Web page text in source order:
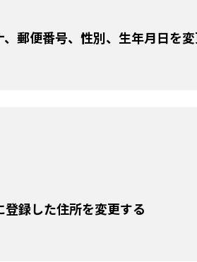
、郵便番号、性別、生年月日を
録した住所を変更する